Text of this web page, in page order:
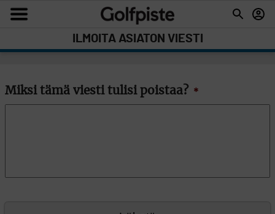
ILMOITA ASIATON VIESTI
Miksi tämä viesti tulisi poistaa? *